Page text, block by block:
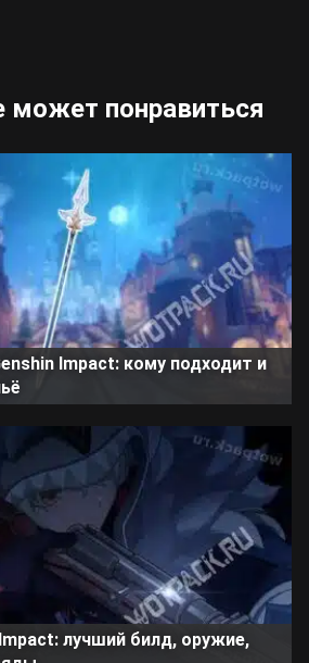
понравиться
Impact: кому подходит и
лучший билд, оружие,